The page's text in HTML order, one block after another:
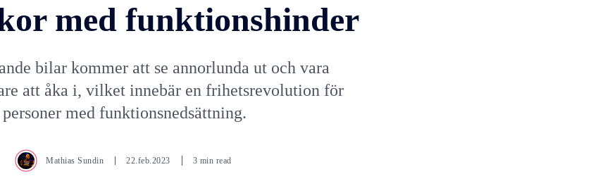
med funktionshinder
bilar kommer att se annorlunda ut och vara
att åka i, vilket innebär en frihetsrevolution för
personer med funktionsnedsättning.
Mathias Sundin 22.feb.2023 3 min read